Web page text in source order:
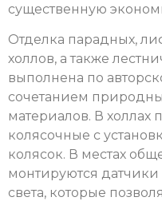
существенную
Отделка парадных,
холлов, а также
выполнена по
сочетанием
материалов. В холлах
колясочные с
колясок. В местах
монтируются
света, которые